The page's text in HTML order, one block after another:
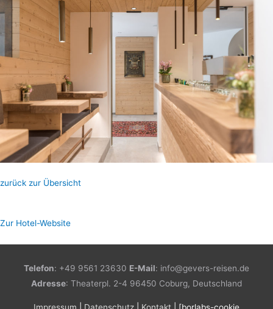
zurück zur Übersicht
Zur Hotel-Website
Telefon: +49 9561 23630 E-Mail: info@gevers-reisen.de
Adresse: Theaterpl. 2-4 96450 Coburg, Deutschland
Impressum Datenschutz Kontakt | [borlabs-cookie